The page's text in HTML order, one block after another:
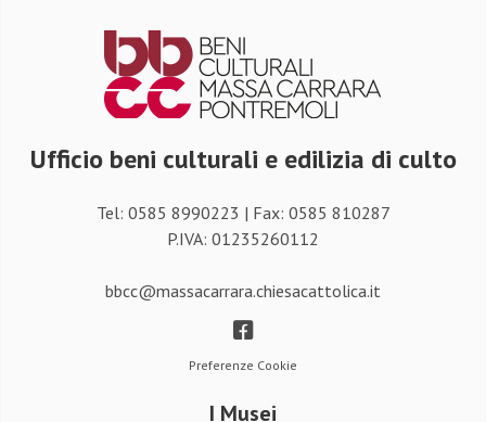
Ufficio beni culturali e edilizia di culto
Tel: 0585 8990223 | Fax: 0585 810287
P.IVA: 01235260112
bbcc@massacarrara.chiesacattolica.it
Preferenze Cookie
I Musei